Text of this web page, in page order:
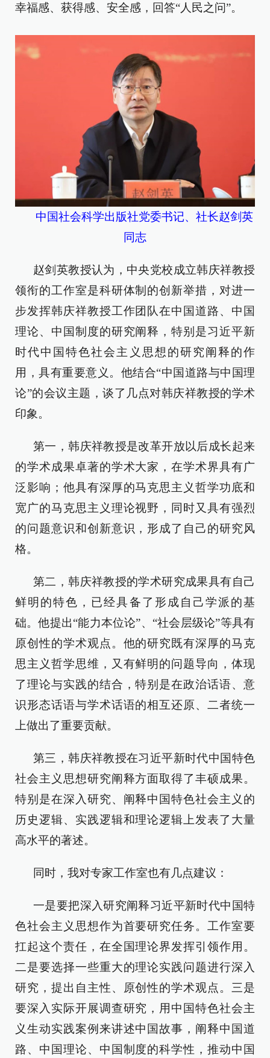
幸福感、获得感、安全感，回答“人民之问”。
中国社会科学出版社党委书记、社长赵剑英
同志
赵剑英教授认为，中央党校成立韩庆祥教授
领衔的工作室是科研体制的创新举措，对进一
步发挥韩庆祥教授工作团队在中国道路、中国
理论、中国制度的研究阐释，特别是习近平新
时代中国特色社会主义思想的研究阐释的作
用，具有重要意义。他结合“中国道路与中国理
论”的会议主题，谈了几点对韩庆祥教授的学术
印象。
第一，韩庆祥教授是改革开放以后成长起来
的学术成果卓著的学术大家，在学术界具有广
泛影响；他具有深厚的马克思主义哲学功底和
宽广的马克思主义理论视野，同时又具有强烈
的问题意识和创新意识，形成了自己的研究风
格。
第二，韩庆祥教授的学术研究成果具有自己
鲜明的特色，已经具备了形成自己学派的基
础。他提出“能力本位论”、“社会层级论”等具有
原创性的学术观点。他的研究既有深厚的马克
思主义哲学思维，又有鲜明的问题导向，体现
了理论与实践的结合，特别是在政治话语、意
识形态话语与学术话语的相互还原、二者统一
上做出了重要贡献。
第三，韩庆祥教授在习近平新时代中国特色
社会主义思想研究阐释方面取得了丰硕成果。
特别是在深入研究、阐释中国特色社会主义的
历史逻辑、实践逻辑和理论逻辑上发表了大量
高水平的著述。
同时，我对专家工作室也有几点建议：
一是要把深入研究阐释习近平新时代中国特
色社会主义思想作为首要研究任务。工作室要
扛起这个责任，在全国理论界发挥引领作用。
二是要选择一些重大的理论实践问题进行深入
研究，提出自主性、原创性的学术观点。三是
要深入实际开展调查研究，用中国特色社会主
义生动实践案例来讲述中国故事，阐释中国道
路、中国理论、中国制度的科学性，推动中国